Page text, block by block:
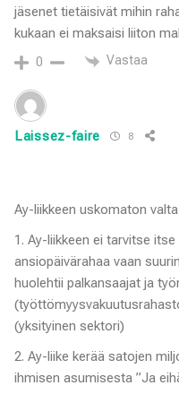
jäsenet tietäisivät mihin
kukaan ei maksaisi liiton
0 Vastaa
Laissez-faire 8
Ay-liikkeen uskomaton
1. Ay-liikkeen ei tarvitse
ansiopäivärahaa vaan
huolehtii palkansaajat ja
(yksityinen sektori)
2. Ay-liike kerää satojen
ihmisen asumisesta ”Ja